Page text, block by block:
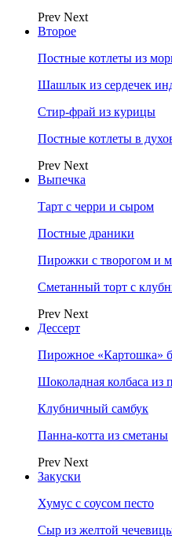
Prev Next
Второе
Постные котлеты из
Шашлык из сердечек
Стир-фрай из курицы
Постные котлеты в
Prev Next
Выпечка
Тарт с черри и сыром
Постные драники
Пирожки с творогом и
Сметанный торт с
Prev Next
Дессерт
Пирожное «Картошка»
Шоколадная колбаса из
Клубничный самбук
Панна-котта из сметаны
Prev Next
Закуски
Хумус с соусом песто
Сыр из желтой